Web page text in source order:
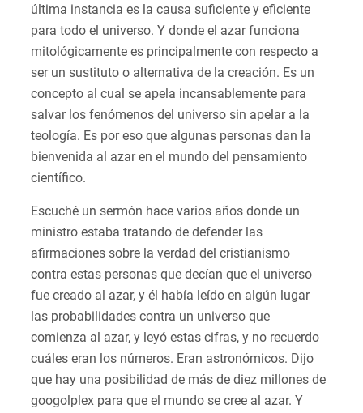
última instancia es la causa suficiente y eficiente
para todo el universo. Y donde el azar funciona
mitológicamente es principalmente con respecto a
ser un sustituto o alternativa de la creación. Es un
concepto al cual se apela incansablemente para
salvar los fenómenos del universo sin apelar a la
teología. Es por eso que algunas personas dan la
bienvenida al azar en el mundo del pensamiento
científico.
Escuché un sermón hace varios años donde un
ministro estaba tratando de defender las
afirmaciones sobre la verdad del cristianismo
contra estas personas que decían que el universo
fue creado al azar, y él había leído en algún lugar
las probabilidades contra un universo que
comienza al azar, y leyó estas cifras, y no recuerdo
cuáles eran los números. Eran astronómicos. Dijo
que hay una posibilidad de más de diez millones de
googolplex para que el mundo se cree al azar. Y